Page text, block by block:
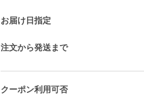
お届け日指定
注文から発送まで
クーポン利用可否